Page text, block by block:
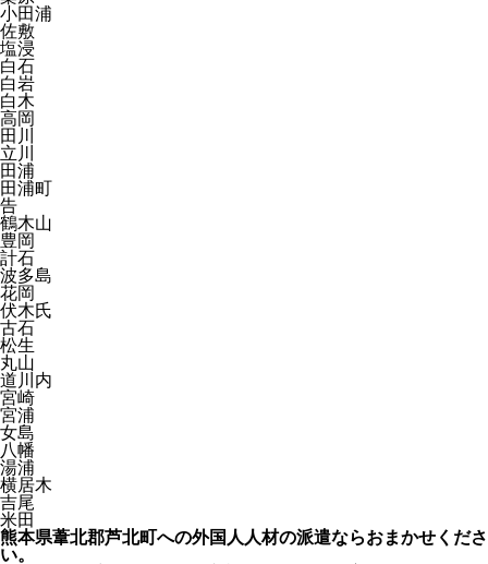
小田浦
佐敷
塩浸
白石
白岩
白木
高岡
田川
立川
田浦
田浦町
告
鶴木山
豊岡
計石
波多島
花岡
伏木氏
古石
松生
丸山
道川内
宮崎
宮浦
女島
八幡
湯浦
横居木
吉尾
米田
熊本県葦北郡芦北町への外国人人材の派遣ならおまかせくださ
い。